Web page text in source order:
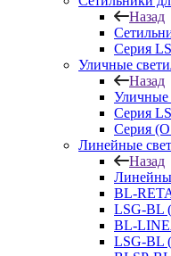
Назад
Серия
Уличные
Назад
Уличные
Серия
Серия
Линейные
Назад
BL-
LSG-BL
BL-
LSG-BL